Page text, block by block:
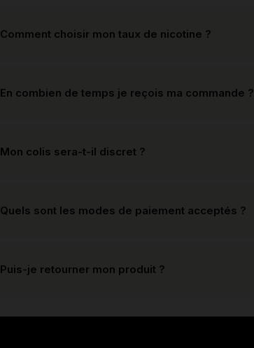
Comment choisir mon taux de nicotine ?
En combien de temps je reçois ma commande ?
Mon colis sera-t-il discret ?
Quels sont les modes de paiement acceptés ?
Puis-je retourner mon produit ?